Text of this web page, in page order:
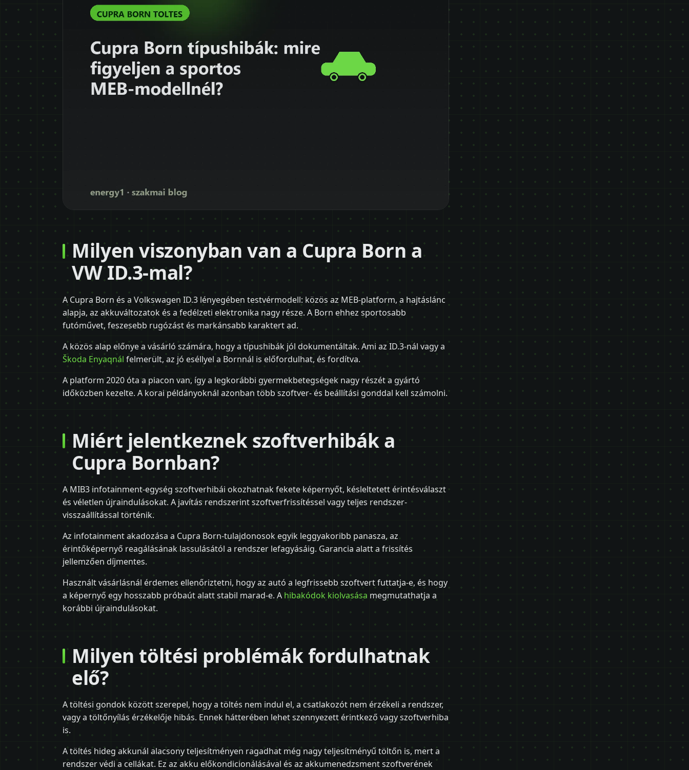
Milyen viszonyban van a Cupra Born a
VW ID.3-mal?
A Cupra Born és a Volkswagen ID.3 lényegében testvérmodell: közös az MEB-platform, a hajtáslánc
alapja, az akkuváltozatok és a fedélzeti elektronika nagy része. A Born ehhez sportosabb
futóművet, feszesebb rugózást és markánsabb karaktert ad.
A közös alap előnye a vásárló számára, hogy a típushibák jól dokumentáltak. Ami az ID.3-nál vagy a
Škoda Enyaqnál felmerült, az jó eséllyel a Bornnál is előfordulhat, és fordítva.
A platform 2020 óta a piacon van, így a legkorábbi gyermekbetegségek nagy részét a gyártó
időközben kezelte. A korai példányoknál azonban több szoftver- és beállítási gonddal kell számolni.
Miért jelentkeznek szoftverhibák a
Cupra Bornban?
A MIB3 infotainment-egység szoftverhibái okozhatnak fekete képernyőt, késleltetett érintésválaszt
és véletlen újraindulásokat. A javítás rendszerint szoftverfrissítéssel vagy teljes rendszer-
visszaállítással történik.
Az infotainment akadozása a Cupra Born-tulajdonosok egyik leggyakoribb panasza, az
érintőképernyő reagálásának lassulásától a rendszer lefagyásáig. Garancia alatt a frissítés
jellemzően díjmentes.
Használt vásárlásnál érdemes ellenőriztetni, hogy az autó a legfrissebb szoftvert futtatja-e, és hogy
a képernyő egy hosszabb próbaút alatt stabil marad-e. A hibakódok kiolvasása megmutathatja a
korábbi újraindulásokat.
Milyen töltési problémák fordulhatnak
elő?
A töltési gondok között szerepel, hogy a töltés nem indul el, a csatlakozót nem érzékeli a rendszer,
vagy a töltőnyílás érzékelője hibás. Ennek hátterében lehet szennyezett érintkező vagy szoftverhiba
is.
A töltés hideg akkunál alacsony teljesítményen ragadhat még nagy teljesítményű töltőn is, mert a
rendszer védi a cellákat. Ez az akku előkondicionálásával és az akkumenedzsment szoftverének